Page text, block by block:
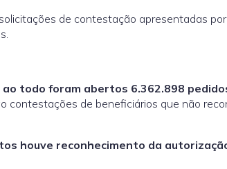
de contestação apresentadas
ao todo foram abertos 6.362.898
contestações de beneficiários que não
houve reconhecimento da